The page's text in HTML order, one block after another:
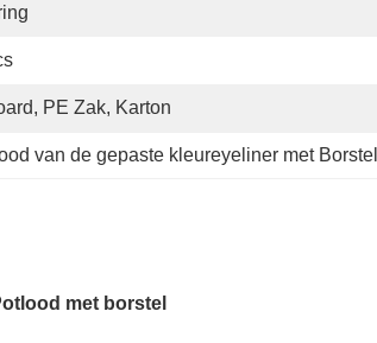
PE Zak, Karton
van de gepaste kleureyeliner met Borstel
met borstel